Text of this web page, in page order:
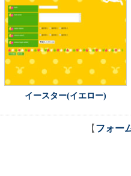
イースター(イエロー)
【 フォー